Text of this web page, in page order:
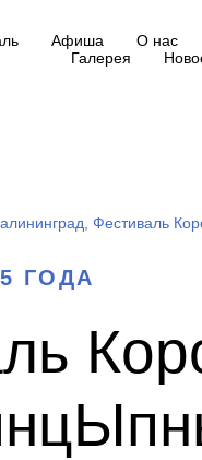
Афиша О нас
Галерея
Фестиваль
ГОДА